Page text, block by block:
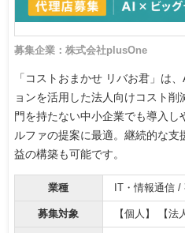
募集企業：株式会社plusOne
「コストおまかせ リバお君」は
ョンを活用した法人向けコスト
門を持たない中小企業でも導入
ルファの提案に最適。継続的な支
益の構築も可能です。
業種 IT・情報通信
募集対象 【個人】 【法